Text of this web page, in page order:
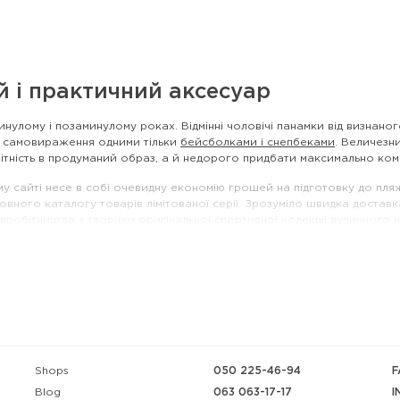
і практичний аксесуар
і позаминулому роках. Відмінні чоловічі панамки від
самовираження одними тільки бейсболками і снепбеками .
в продуманий образ, а й недорого придбати максимально
сайті несе в собі очевидну економію грошей на підготовку до
каталогу товарів лімітованої серії. Зрозуміло швидка
трендів сезону. Звичайно, 100% бавовна подбає одночасно
Shops
Blog
050 225-46-94
063 063-17-17